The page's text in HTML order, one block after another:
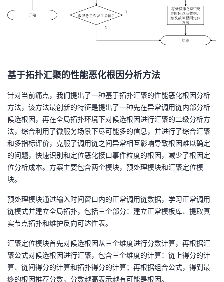
基于拓扑汇聚的性能恶化根因分析方法
针对当前痛点，我们提出了一种基于拓扑汇聚的性能恶化根因分析
方法，该方法最创新的特征是提出了一种先在异常调用链内部分析
候选根因，再在全局拓扑环境下对候选根因进行汇聚的二级分析方
法，综合利用了微服务场景下尽可能多的信息，并进行了综合汇聚
和多指标评价，克服了调用链之间异常相互影响导致根因难以确定
的问题，快速识别和定位恶化接口事件粒度的根因，减少了根因定
位分析成本。方案主要包含两个模块，预处理模块和汇聚定位模
块。
预处理模块通过输入时间窗口内的正常调用链数据，学习正常调用
链模式并建立全局拓扑，包括三个部分： 建立正常模板库、 提取真
实节点拓扑和维护反向可达性表。
汇聚定位模块首先对候选根因从三个维度进行分数计算，再根据汇
聚公式对候选根因进行汇聚，包含三个维度的计算： 链上得分的计
算、 链间得分的计算和拓扑得分的计算； 再根据组合公式，得到最
终的根因推荐分数， 分数越高表示越有可能是根因。